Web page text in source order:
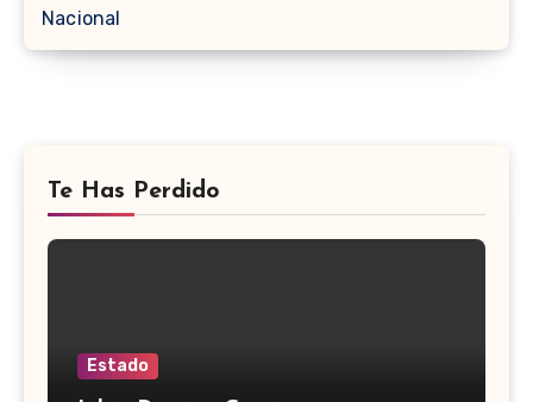
Nacional
Te Has Perdido
Estado